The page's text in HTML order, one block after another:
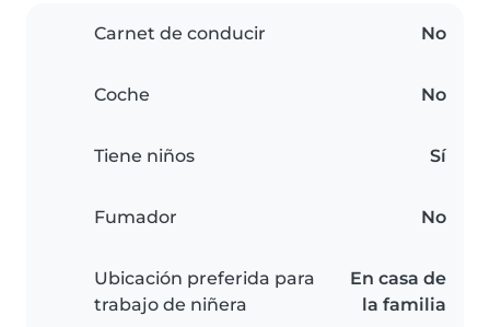
Carnet de conducir No
Coche No
Tiene niños Sí
Fumador No
Ubicación preferida para
trabajo de niñera
En casa de
la familia